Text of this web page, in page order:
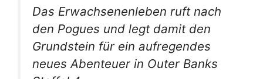
Das Erwachsenenleben ruft nach
den Pogues und legt damit den
Grundstein für ein aufregendes
neues Abenteuer in Outer Banks